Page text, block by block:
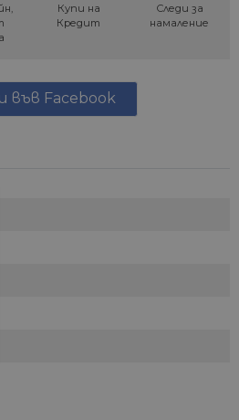
Купи на
Кредит
Следи за
намаление
във Facebook